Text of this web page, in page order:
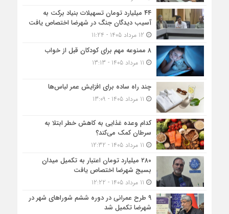
۴۴ میلیارد تومان تسهیلات بنیاد برکت به
آسیب دیدگان جنگ در شهرضا اختصاص یافت
۸ ممنوعه مهم برای کودکان قبل از خواب
چند راه ساده برای افزایش عمر لباس‌ها
کدام وعده غذایی به کاهش خطر ابتلا به
سرطان کمک می‌کند؟
۲۸۰ میلیارد تومان اعتبار به تکمیل میدان
بسیج شهرضا اختصاص یافت
۹ طرح عمرانی در دوره ششم شوراهای شهر در
شهرضا تکمیل شد